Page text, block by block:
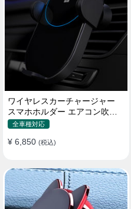
ワイヤレスカーチャージャー
スマホホルダー エアコン吹き
出し口/ 貼り付け
全車種対応
¥ 6,850 (税込)